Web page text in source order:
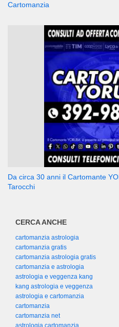
Cartomanzia
Da circa 30 anni il Cartomante
Tarocchi
CERCA ANCHE
cartomanzia astrologia
cartomanzia gratis
cartomanzia astrologia gratis
cartomanzia e astrologia
astrologia e veggenza kang
kang astrologia e veggenza
astrologia e cartomanzia
cartomanzia
cartomanzia net
astrologia cartomanzia